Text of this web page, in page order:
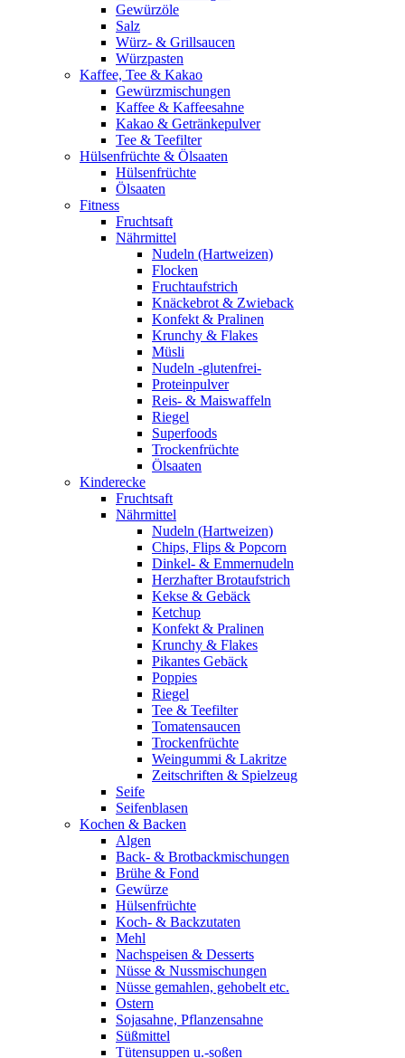
Gewürzöle
Salz
Würz- & Grillsaucen
Würzpasten
Kaffee, Tee & Kakao
Gewürzmischungen
Kaffee & Kaffeesahne
Kakao & Getränkepulver
Tee & Teefilter
Hülsenfrüchte & Ölsaaten
Hülsenfrüchte
Ölsaaten
Fitness
Fruchtsaft
Nährmittel
Nudeln (Hartweizen)
Flocken
Fruchtaufstrich
Knäckebrot & Zwieback
Konfekt & Pralinen
Krunchy & Flakes
Müsli
Nudeln -glutenfrei-
Proteinpulver
Reis- & Maiswaffeln
Riegel
Superfoods
Trockenfrüchte
Ölsaaten
Kinderecke
Fruchtsaft
Nährmittel
Nudeln (Hartweizen)
Chips, Flips & Popcorn
Dinkel- & Emmernudeln
Herzhafter Brotaufstrich
Kekse & Gebäck
Ketchup
Konfekt & Pralinen
Krunchy & Flakes
Pikantes Gebäck
Poppies
Riegel
Tee & Teefilter
Tomatensaucen
Trockenfrüchte
Weingummi & Lakritze
Zeitschriften & Spielzeug
Seife
Seifenblasen
Kochen & Backen
Algen
Back- & Brotbackmischungen
Brühe & Fond
Gewürze
Hülsenfrüchte
Koch- & Backzutaten
Mehl
Nachspeisen & Desserts
Nüsse & Nussmischungen
Nüsse gemahlen, gehobelt etc.
Ostern
Sojasahne, Pflanzensahne
Süßmittel
Tütensuppen u.-soßen